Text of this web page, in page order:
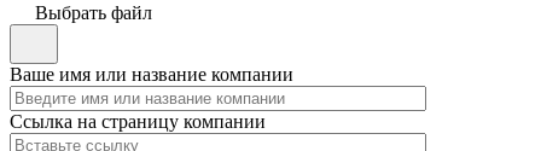
Выбрать файл
Ваше имя или название компании
Ссылка на страницу компании